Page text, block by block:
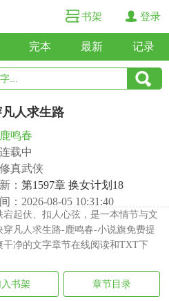
书架 登录
完本 最新 记录
人求生路
鹿鸣春
载中
真武侠
： 第1597章 换女计划18
：2026-08-05 10:31:40
起伏、扣人心弦，是一本情节与文
凡人求生路-鹿鸣春-小说旗免费提
净的文字章节在线阅读和TXT下
入书架 章节目录